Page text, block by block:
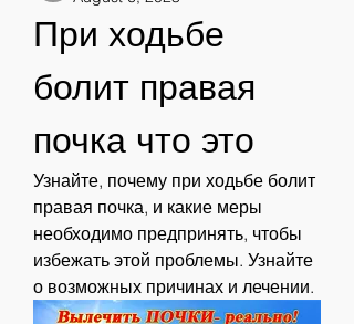
При ходьбе
болит правая
почка что это
Узнайте, почему при ходьбе болит
правая почка, и какие меры
необходимо предпринять, чтобы
избежать этой проблемы. Узнайте
о возможных причинах и лечении.